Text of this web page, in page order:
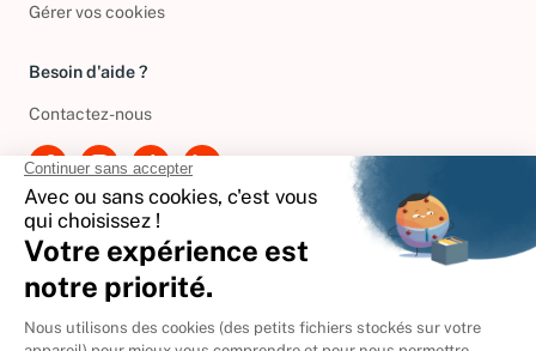
Gérer vos cookies
Besoin d'aide ?
Contactez-nous
International
🇪🇸 Espagne
🇩🇪Allemagne
🇮🇹 Italie